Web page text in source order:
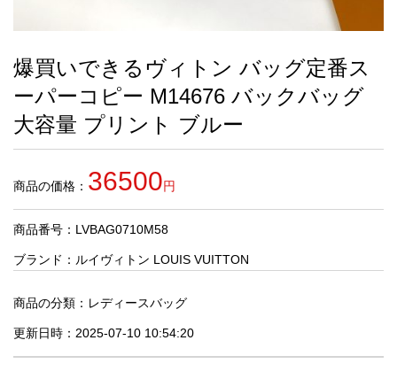
お
す
め
商
人
気
商
セ
爆買いできるヴィトン バッグ定番ス
ーパーコピー M14676 バックバッグ
大容量 プリント ブルー
商品の価格： 36500円
商品番号：LVBAG0710M58
ブランド： ルイヴィトン LOUIS VUITTON
商品の分類： レディースバッグ
更新日時：2025-07-10 10:54:20